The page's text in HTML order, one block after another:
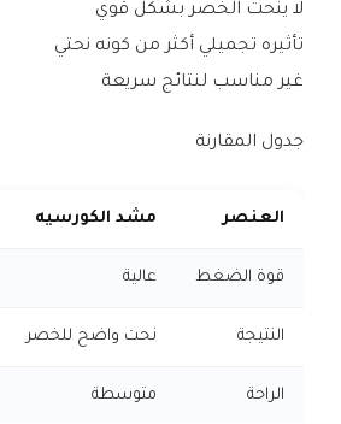
لا ينحت الخصر بشكل قوي
تأثيره تجميلي أكثر من كونه نحتي
غير مناسب لنتائج سريعة
جدول المقارنة
العنصر مشد الكورسيه
قوة الضغط عالية
النتيجة نحت واضح للخصر
الراحة متوسطة